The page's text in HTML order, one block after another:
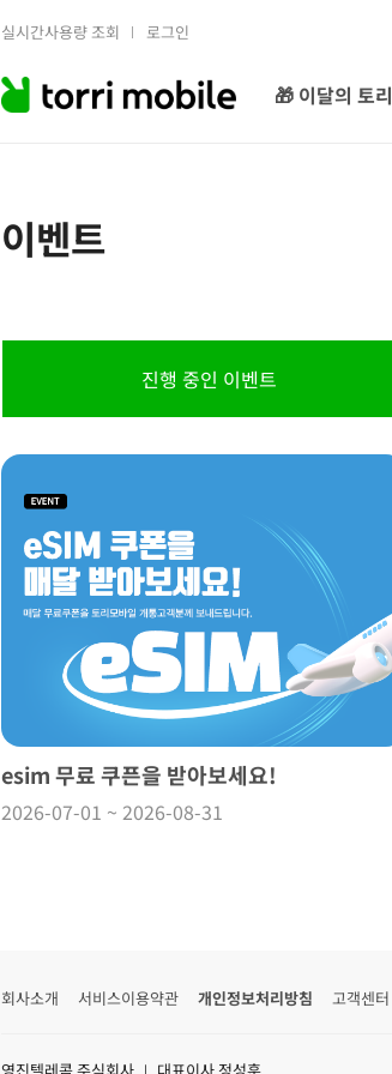
실시간사용량 조회 로그인
🎁 이달의 토리
이벤트
진행 중인 이벤트
esim 무료 쿠픈을 받아보세요!
2026-07-01 ~ 2026-08-31
회사소개 서비스이용약관 개인정보처리방침 고객센터